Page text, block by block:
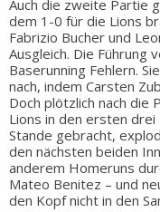
Auch die zweite Partie
dem 1-0 für die Lions
Fabrizio Bucher und
Ausgleich. Die Führung
Baserunning Fehlern.
nach, indem Carsten
Doch plötzlich nach die
Lions in den ersten
Stande gebracht,
den nächsten beiden
anderem Homeruns
Mateo Benitez – und
den Kopf nicht in den